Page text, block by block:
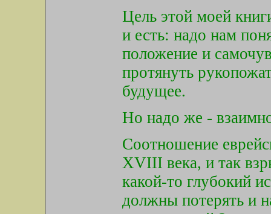
Цель этой моей
и есть: надо нам
положение и
протянуть
будущее.
Но надо же -
Соотношение
XVIII века, и так
какой-то глубокий
должны потерять и